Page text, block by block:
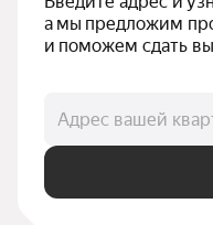
а мы предложим
и поможем сдать
Адрес вашей